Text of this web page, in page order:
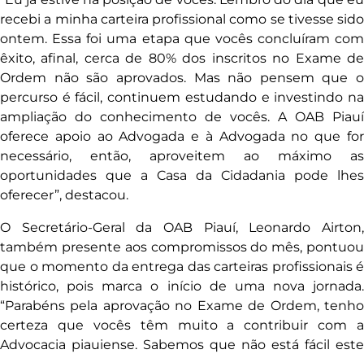
recebi a minha carteira profissional como se tivesse sido
ontem. Essa foi uma etapa que vocês concluíram com
êxito, afinal, cerca de 80% dos inscritos no Exame de
Ordem não são aprovados. Mas não pensem que o
percurso é fácil, continuem estudando e investindo na
ampliação do conhecimento de vocês. A OAB Piauí
oferece apoio ao Advogada e à Advogada no que for
necessário, então, aproveitem ao máximo as
oportunidades que a Casa da Cidadania pode lhes
oferecer”, destacou.
O Secretário-Geral da OAB Piauí, Leonardo Airton,
também presente aos compromissos do mês, pontuou
que o momento da entrega das carteiras profissionais é
histórico, pois marca o início de uma nova jornada.
“Parabéns pela aprovação no Exame de Ordem, tenho
certeza que vocês têm muito a contribuir com a
Advocacia piauiense. Sabemos que não está fácil este